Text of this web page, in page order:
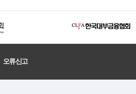
오류신고